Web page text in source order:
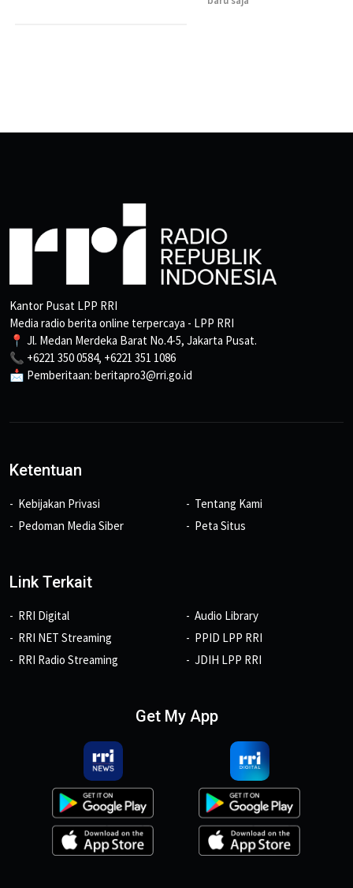
Kantor Pusat LPP RRI
Media radio berita online terpercaya - LPP RRI
📍 Jl. Medan Merdeka Barat No.4-5, Jakarta Pusat.
📞 +6221 350 0584, +6221 351 1086
📩 Pemberitaan: beritapro3@rri.go.id
Ketentuan
Kebijakan Privasi
Pedoman Media Siber
Tentang Kami
Peta Situs
Link Terkait
RRI Digital
RRI NET Streaming
RRI Radio Streaming
Audio Library
PPID LPP RRI
JDIH LPP RRI
Get My App